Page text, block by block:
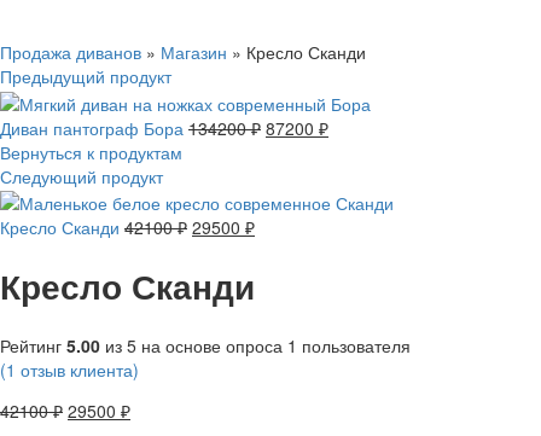
Продажа диванов » Магазин » Кресло Сканди
Предыдущий продукт
Диван пантограф Бора 134200₽ 87200 ₽
Вернуться к продуктам
Следующий продукт
Кресло Сканди 42100₽ 29500 ₽
Кресло Сканди
Рейтинг 5.00 из 5 на основе опроса 1 пользователя
(1 отзыв клиента)
42100₽ 29500 ₽